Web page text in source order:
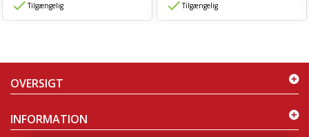
Tilgængelig Tilgængelig
OVERSIGT
INFORMATION